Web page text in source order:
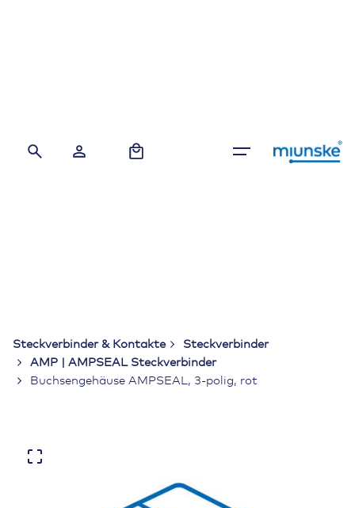
Steckverbinder & Kontakte
Steckverbinder
AMP | AMPSEAL Steckverbinder
Buchsengehäuse AMPSEAL, 3-polig, rot